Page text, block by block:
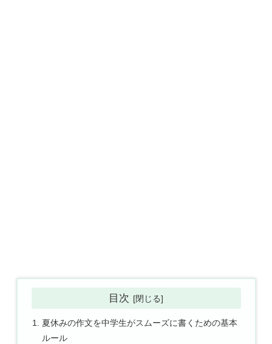
目次
夏休みの作文を中学生がスムーズに書くための基本
ルール